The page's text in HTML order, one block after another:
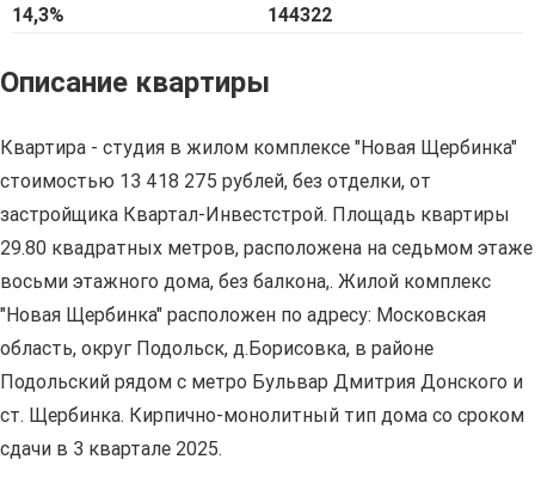
14,3%
144322
Описание квартиры
Квартира - студия в жилом комплексе "Новая Щербинка"
стоимостью 13 418 275 рублей, без отделки, от
застройщика Квартал-Инвестстрой. Площадь квартиры
29.80 квадратных метров, расположена на седьмом этаже
восьми этажного дома, без балкона,. Жилой комплекс
"Новая Щербинка" расположен по адресу: Московская
область, округ Подольск, д.Борисовка, в районе
Подольский рядом с метро Бульвар Дмитрия Донского и
ст. Щербинка. Кирпично-монолитный тип дома со сроком
сдачи в 3 квартале 2025.